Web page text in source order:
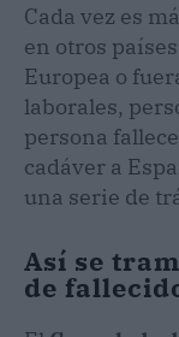
Cada vez es
en otros
Europea o
laborales,
persona
cadáver a
una serie de
Así se
de